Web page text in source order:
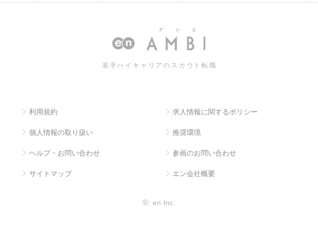
土木・プラン ラント）の転職・求人情報一覧
若手ハイキャリアのスカウト転職
利用規約 求人情報に関するポリシー
個人情報の取り扱い 推奨環境
ヘルプ・お問い合わせ 参画のお問い合わせ
サイトマップ エン会社概要
© en Inc.